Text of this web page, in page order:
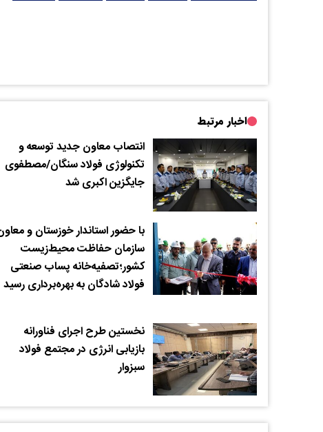
اخبار مرتبط
انتصاب معاون جدید توسعه و
تکنولوژی فولاد سنگان/مصطفوی
جایگزین اکبری شد
با حضور استاندار خوزستان و
سازمان حفاظت محیط‌زیست
کشور؛تصفیه‌خانه پساب صنعتی
فولاد شادگان به بهره‌برداری رسید
نخستین طرح اجرای فناورانه
بازیابی انرژی در مجتمع فولاد
سبزوار